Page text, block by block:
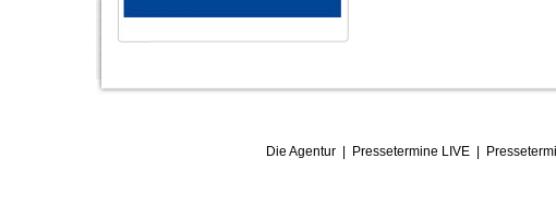
Die Agentur| Pressetermine LIVE|